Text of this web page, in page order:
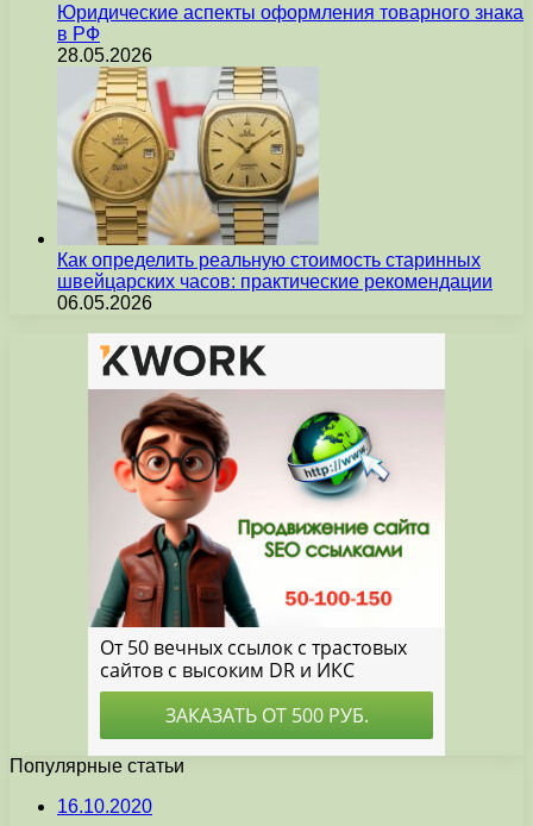
Юридические аспекты оформления товарного знака
в РФ
28.05.2026
Как определить реальную стоимость старинных
швейцарских часов: практические рекомендации
06.05.2026
Популярные статьи
16.10.2020